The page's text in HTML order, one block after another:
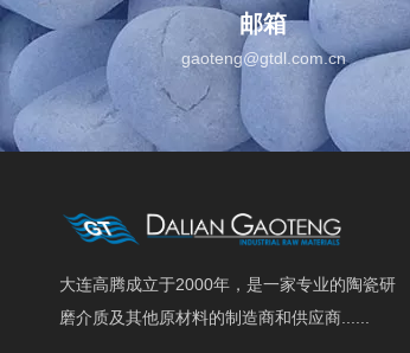
邮箱
gaoteng@gtdl.com.cn
大连高腾成立于2000年，是一家专业的陶瓷研
磨介质及其他原材料的制造商和供应商......